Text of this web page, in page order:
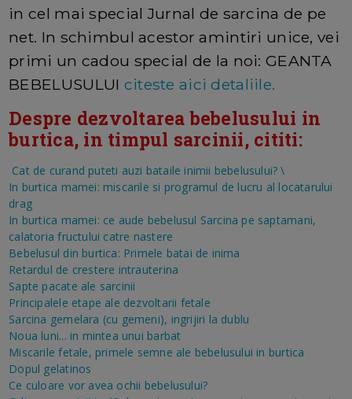
in cel mai special Jurnal de sarcina de pe
net. In schimbul acestor amintiri unice, vei
primi un cadou special de la noi: GEANTA
BEBELUSULUI citeste aici detaliile.
Despre dezvoltarea bebelusului in
burtica, in timpul sarcinii, cititi:
Cat de curand puteti auzi bataile inimii bebelusului? \
In burtica mamei: miscarile si programul de lucru al locatarului
drag
In burtica mamei: ce aude bebelusul Sarcina pe saptamani,
calatoria fructului catre nastere
Bebelusul din burtica: Primele batai de inima
Retardul de crestere intrauterina
Sapte pacate ale sarcinii
Principalele etape ale dezvoltarii fetale
Sarcina gemelara (cu gemeni), ingrijiri la dublu
Noua luni... in mintea unui barbat
Miscarile fetale, primele semne ale bebelusului in burtica
Dopul gelatinos
Ce culoare vor avea ochii bebelusului?